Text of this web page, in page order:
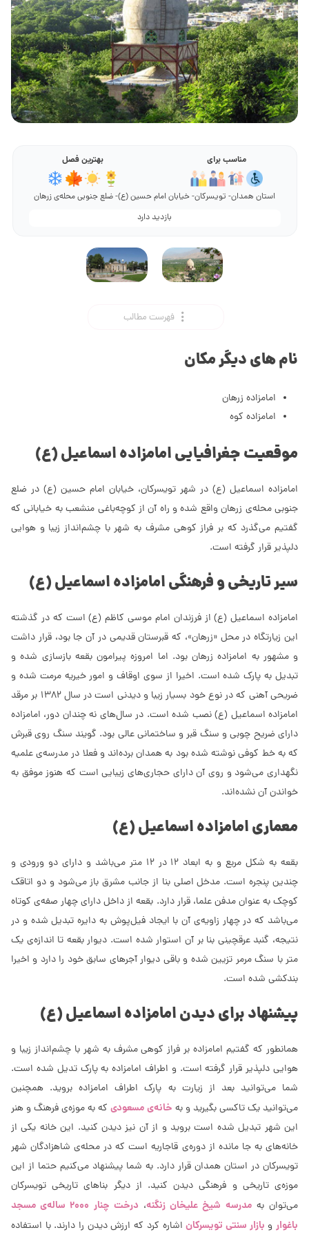
مناسب برای بهترین فصل
استان همدان- تویسرکان- خیابان امام حسین (ع)- ضلع جنوبی محله‌ی زرهان
بازدید دارد
فهرست مطالب
نام های دیگر مکان
امامزاده زرهان
امامزاده کوه
موقعیت جغرافیایی امامزاده اسماعیل (َع)
امامزاده اسماعیل (ع) در شهر تویسرکان، خیابان امام حسین (ع) در ضلع
جنوبی محله‌ی زرهان واقع شده و راه آن از کوچه‌باغی منشعب به خیابانی که
گفتیم می‌گذرد که بر فراز کوهی مشرف به شهر با چشم‌انداز زیبا و هوایی
دلپذیر قرار گرفته است.
سیر تاریخی و فرهنگی امامزاده اسماعیل (ع)
امامزاده اسماعیل (ع) از فرزندان امام موسی کاظم (ع) است که در گذشته
این زیارتگاه در محل «زرهان»، که قبرستان قدیمی در آن جا بود، قرار داشت
و مشهور به امامزاده زرهان بود. اما امروزه پیرامون بقعه بازسازی شده و
تبدیل به پارک شده است. اخیرا از سوی اوقاف و امور خیریه مرمت شده و
ضریحی آهنی که در نوع خود بسیار زیبا و دیدنی است در سال 1382 بر مرقد
امامزاده اسماعیل (ع) نصب شده است. در سال‌های نه چندان دور، امامزاده
دارای ضریح چوبی و سنگ قبر و ساختمانی عالی بود. گویند سنگ روی قبرش
که به خط کوفی نوشته شده بود به همدان برده‌اند و فعلا در مدرسه‌ی علمیه
نگهداری می‌شود و روی آن دارای حجاری‌های زیبایی است که هنوز موفق به
خواندن آن نشده‌اند.
معماری امامزاده اسماعیل (ع)
بقعه به شکل مربع و به ابعاد 12 در 12 متر می‌باشد و دارای دو ورودی و
چندین پنجره است. مدخل اصلی بنا از جانب مشرق باز می‌شود و دو اتاقک
کوچک به عنوان مدفن علما، قرار دارد. بقعه از داخل دارای چهار صفه‌ی کوتاه
می‌باشد که در چهار زاویه‌ی آن با ایجاد فیل‌پوش به دایره تبدیل شده و در
نتیجه، گنبد عرقچینی بنا بر آن استوار شده است. دیوار بقعه تا اندازه‌ی یک
متر با سنگ مرمر تزیین شده و باقی دیوار آجرهای سابق خود را دارد و اخیرا
بندکشی شده است.
پیشنهاد برای دیدن امامزاده اسماعیل (ع)
همانطور که گفتیم امامزاده بر فراز کوهی مشرف به شهر با چشم‌انداز زیبا و
هوایی دلپذیر قرار گرفته است. و اطراف امامزاده به پارک تدیل شده است.
شما می‌توانید بعد از زیارت به پارک اطراف امامزاده بروید. همچنین
می‌توانید یک تاکسی بگیرید و به خانه‌ی مسعودیکه به موزه‌ی فرهنگ و هنر
این شهر تبدیل شده است بروید و از آن نیز دیدن کنید. این خانه یکی از
خانه‌های به جا مانده از دوره‌ی قاجاریه است که در محله‌ی شاهزادگان شهر
تویسرکان در استان همدان قرار دارد. به شما پیشنهاد می‌کنیم حتما از این
موزه‌ی تاریخی و فرهنگی دیدن کنید. از دیگر بناهای تاریخی تویسرکان
می‌توان بهمدرسه شیخ علیخان زنگنه،
درخت چنار 2000 ساله‌ی مسجد
باغوارو بازار سنتی تویسرکاناشاره کرد که ارزش دیدن را دارند. با استفاده